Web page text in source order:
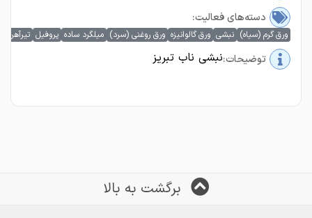
دسته‌های فعالیت:
ورق گرم (سیاه) نبشی ورق گالوانیزه ورق روغنی (سرد) میلگرد ساده پروفیل تیرآهن
توضیحات:نبشی ناب تبریز
برگشت به بالا